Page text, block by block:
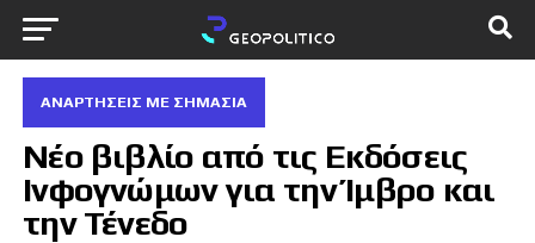
ΑΝΑΡΤΗΣΕΙΣ ΜΕ ΣΗΜΑΣΙΑ
Νέο βιβλίο από τις Εκδόσεις
Ινφογνώμων για την Ίμβρο και
την Τένεδο